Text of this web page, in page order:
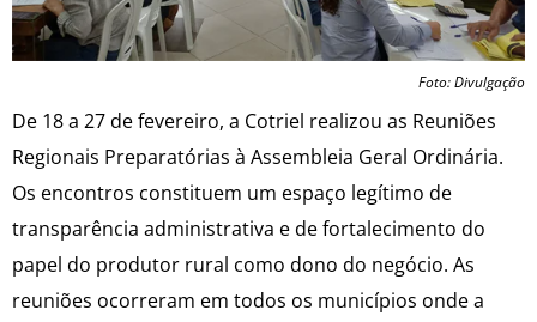
Foto: Divulgação
De 18 a 27 de fevereiro, a Cotriel realizou as Reuniões
Regionais Preparatórias à Assembleia Geral Ordinária.
Os encontros constituem um espaço legítimo de
transparência administrativa e de fortalecimento do
papel do produtor rural como dono do negócio. As
reuniões ocorreram em todos os municípios onde a